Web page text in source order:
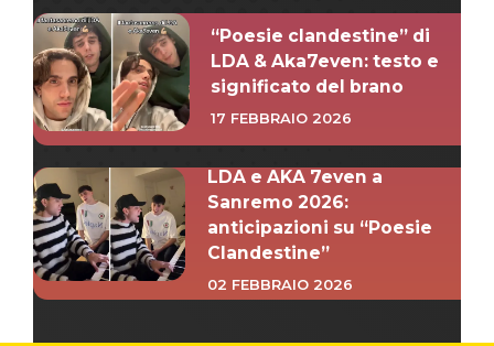
“Poesie clandestine” di
LDA & Aka7even: testo e
significato del brano
17 FEBBRAIO 2026
LDA e AKA 7even a
Sanremo 2026:
anticipazioni su “Poesie
Clandestine”
02 FEBBRAIO 2026